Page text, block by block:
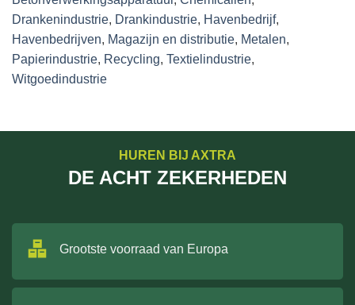
Drankenindustrie, Drankindustrie, Havenbedrijf,
Havenbedrijven, Magazijn en distributie, Metalen,
Papierindustrie, Recycling, Textielindustrie,
Witgoedindustrie
HUREN BIJ AXTRA
DE ACHT ZEKERHEDEN
Grootste voorraad van Europa